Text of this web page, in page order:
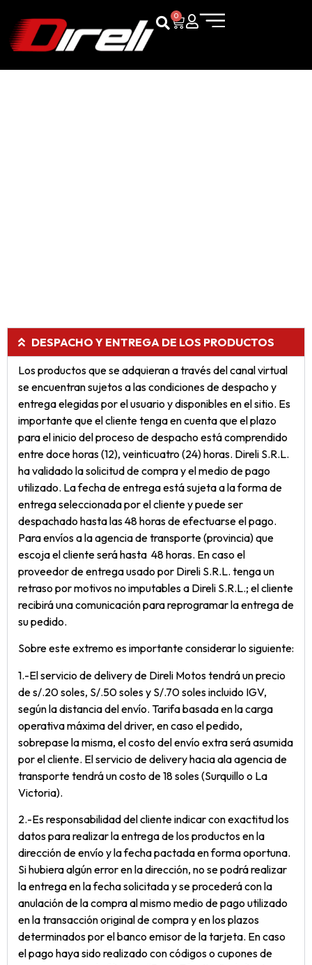
0
DESPACHO Y ENTREGA DE LOS PRODUCTOS
Los productos que se adquieran a través del canal virtual
se encuentran sujetos a las condiciones de despacho y
entrega elegidas por el usuario y disponibles en el sitio. Es
importante que el cliente tenga en cuenta que el plazo
para el inicio del proceso de despacho está comprendido
entre doce horas (12), veinticuatro (24) horas. Direli S.R.L.
ha validado la solicitud de compra y el medio de pago
utilizado. La fecha de entrega está sujeta a la forma de
entrega seleccionada por el cliente y puede ser
despachado hasta las 48 horas de efectuarse el pago.
Para envíos a la agencia de transporte (provincia) que
escoja el cliente será hasta 48 horas. En caso el
proveedor de entrega usado por Direli S.R.L. tenga un
retraso por motivos no imputables a Direli S.R.L.; el cliente
recibirá una comunicación para reprogramar la entrega de
su pedido.
Sobre este extremo es importante considerar lo siguiente:
1.-El servicio de delivery de Direli Motos tendrá un precio
de s/.20 soles, S/.50 soles y S/.70 soles incluido IGV,
según la distancia del envío. Tarifa basada en la carga
operativa máxima del driver, en caso el pedido,
sobrepase la misma, el costo del envío extra será asumida
por el cliente. El servicio de delivery hacia ala agencia de
transporte tendrá un costo de 18 soles (Surquillo o La
Victoria).
2.-Es responsabilidad del cliente indicar con exactitud los
datos para realizar la entrega de los productos en la
dirección de envío y la fecha pactada en forma oportuna.
Si hubiera algún error en la dirección, no se podrá realizar
la entrega en la fecha solicitada y se procederá con la
anulación de la compra al mismo medio de pago utilizado
en la transacción original de compra y en los plazos
determinados por el banco emisor de la tarjeta. En caso
el pago haya sido realizado con códigos o cupones de